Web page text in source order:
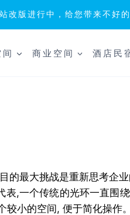
改版进行中，给您带来不好
商业空间 酒店民
的最大挑战是重新思考企
,一个传统的光环一直围
小的空间, 便于简化操作。